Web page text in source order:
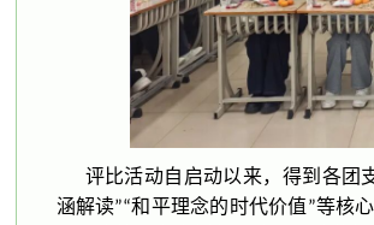
评比活动自启动以来，得到各团
涵解读”“和平理念的时代价值”等核